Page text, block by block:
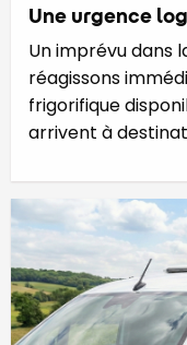
Une urgence
Un imprévu dans
réagissons
frigorifique
arrivent à